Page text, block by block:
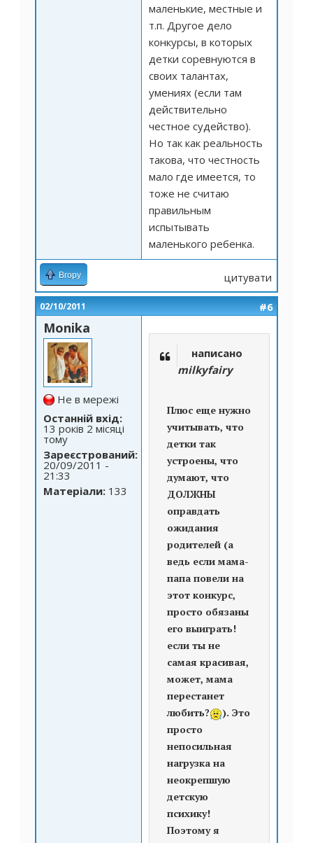
маленькие, местные и
т.п. Другое дело
конкурсы, в которых
детки соревнуются в
своих талантах,
умениях (если там
действительно
честное судейство).
Но так как реальность
такова, что честность
мало где имеется, то
тоже не считаю
правильным
испытывать
маленького ребенка.
Вгору цитувати
02/10/2011 #6
Monika
Не в мережі
Останній вхід:
13 років 2 місяці
тому
Зареєстрований:
20/09/2011 -
21:33
Матеріали: 133
написано
milkyfairy
Плюс еще нужно
учитывать, что
детки так
устроены, что
думают, что
ДОЛЖНЫ
оправдать
ожидания
родителей (а
ведь если мама-
папа повели на
этот конкурс,
просто обязаны
его выиграть!
если ты не
самая красивая,
может, мама
перестанет
любить?
). Это
просто
непосильная
нагрузка на
неокрепшую
детскую
психику!
Поэтому я